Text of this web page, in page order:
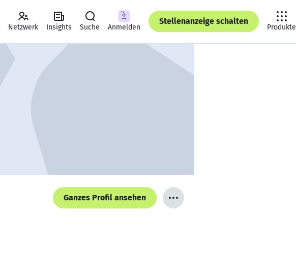
Netzwerk Insights Suche Anmelden
Stellenanzeige schalten
Produkte
Ganzes Profil ansehen